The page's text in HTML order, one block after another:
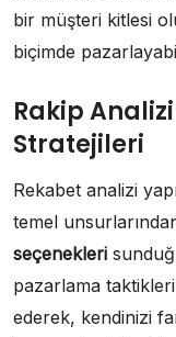
bir müşteri kitlesi
biçimde
Rakip
Stratejileri
Rekabet analizi
temel
seçenekleri
pazarlama
ederek, kendinizi